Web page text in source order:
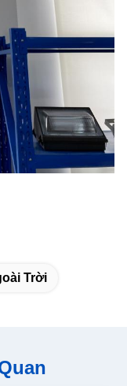
Trời